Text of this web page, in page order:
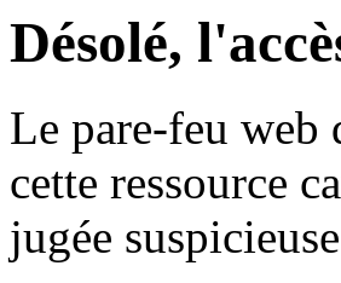
Désolé,
Le pare-feu web
cette ressource
jugée